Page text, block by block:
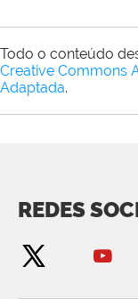
Todo o conteúdo
Creative Commons
Adaptada.
REDES